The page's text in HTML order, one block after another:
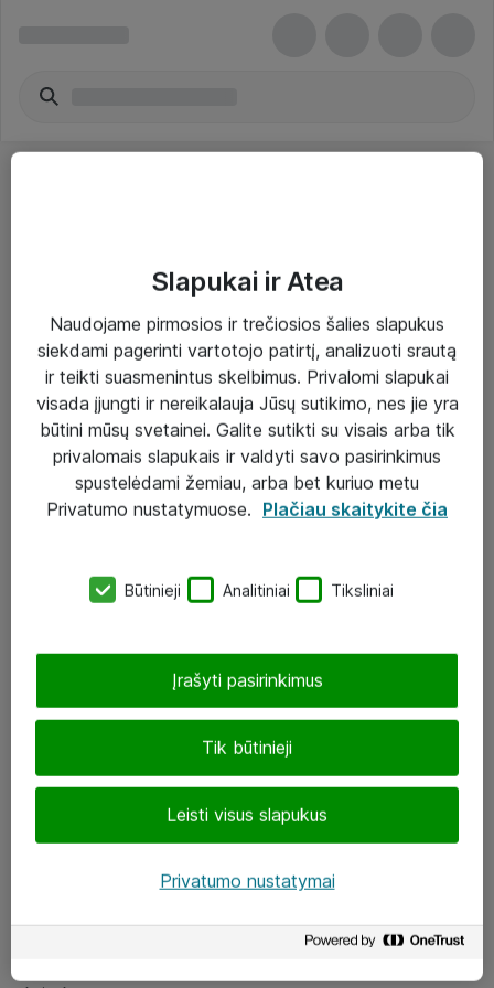
Paslaugos
Sprendimai
Įgyvendinti projektai
Atea ekspertų patarimai verslui
eShop@atea.lt
LinkedIn
Slapukai ir Atea
Naudojame pirmosios ir trečiosios šalies slapukus
siekdami pagerinti vartotojo patirtį, analizuoti srautą
ir teikti suasmenintus skelbimus. Privalomi slapukai
visada įjungti ir nereikalauja Jūsų sutikimo, nes jie yra
būtini mūsų svetainei. Galite sutikti su visais arba tik
privalomais slapukais ir valdyti savo pasirinkimus
spustelėdami žemiau, arba bet kuriuo metu
Privatumo nustatymuose. Plačiau skaitykite čia
Būtinieji Analitiniai Tiksliniai
Tik būtinieji
Leisti visus slapukus
Įrašyti pasirinkimus
Privatumo nustatymai